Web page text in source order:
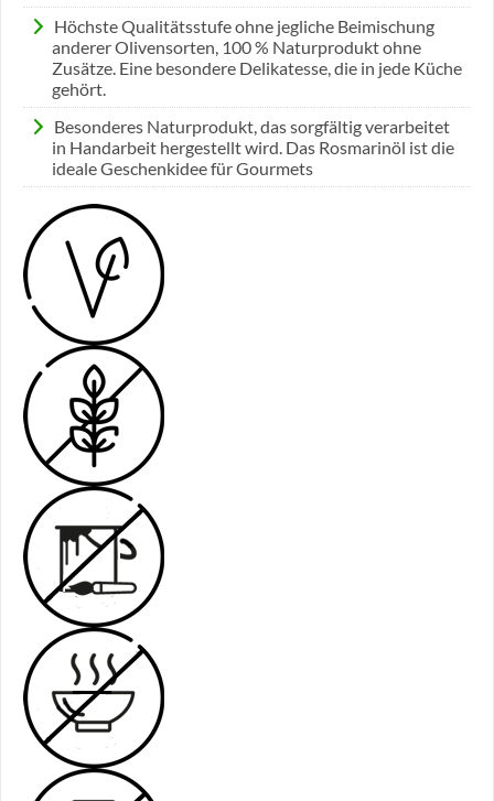
Höchste Qualitätsstufe ohne jegliche Beimischung
anderer Olivensorten, 100 % Naturprodukt ohne
Zusätze. Eine besondere Delikatesse, die in jede Küche
gehört.
Besonderes Naturprodukt, das sorgfältig verarbeitet
in Handarbeit hergestellt wird. Das Rosmarinöl ist die
ideale Geschenkidee für Gourmets